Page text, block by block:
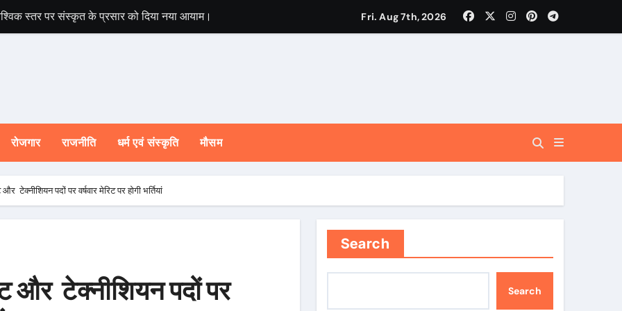
स्तर पर संस्कृत के प्रसार को दिया नया आयाम।
एवं निर्माण कार्यों के लिए ₹ 5 करोड़ की वित्तीय स्वीकृति।
ने लिया तत्काल संज्ञान
तरह प्रतिबद्ध, योजनाओं का लाभ बिना किसी भेदभाव के अंतिम व्यक्ति तक पहुंचेगा: मुख्यमंत्री धामी
₹2,830.07 लाख की विकास परियोजनाओं का लोकार्पण एवं शिलान्यास किया
से चलाना होगा प्रभावी अभियान : मुख्यमंत्री इकोलॉजी और इकोनॉमी के संतुलन से ही साकार होगा सतत विकास का लक्ष्य
Fri. Aug 7th, 2026
रोजगार राजनीति धर्म एवं संस्कृति मौसम
टेक्नीशियन पदों पर वर्षवार मेरिट पर होगी भर्तियां
और टेक्नीशियन पदों पर
Search
Search